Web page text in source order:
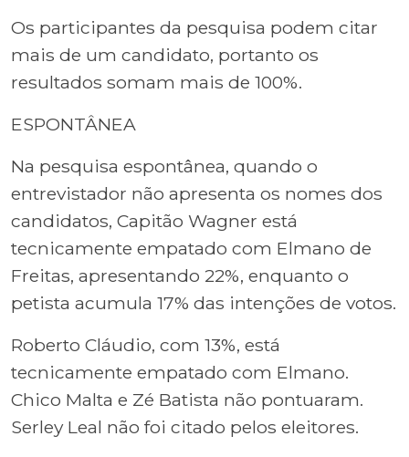
Os participantes da pesquisa podem citar
mais de um candidato, portanto os
resultados somam mais de 100%.
ESPONTÂNEA
Na pesquisa espontânea, quando o
entrevistador não apresenta os nomes dos
candidatos, Capitão Wagner está
tecnicamente empatado com Elmano de
Freitas, apresentando 22%, enquanto o
petista acumula 17% das intenções de votos.
Roberto Cláudio, com 13%, está
tecnicamente empatado com Elmano.
Chico Malta e Zé Batista não pontuaram.
Serley Leal não foi citado pelos eleitores.